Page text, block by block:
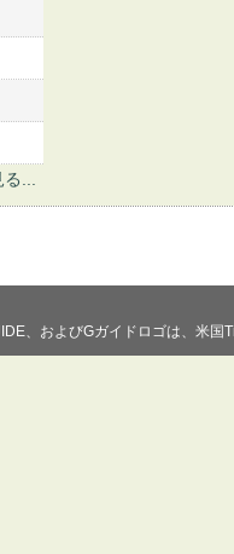
...
、およびGガイドロゴは、米